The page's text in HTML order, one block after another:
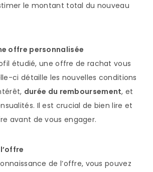
le montant total du nouveau
offre personnalisée
étudié, une offre de rachat vous
ci détaille les nouvelles conditions
durée du remboursement, et
Il est crucial de bien lire et
avant de vous engager.
de l’offre, vous pouvez